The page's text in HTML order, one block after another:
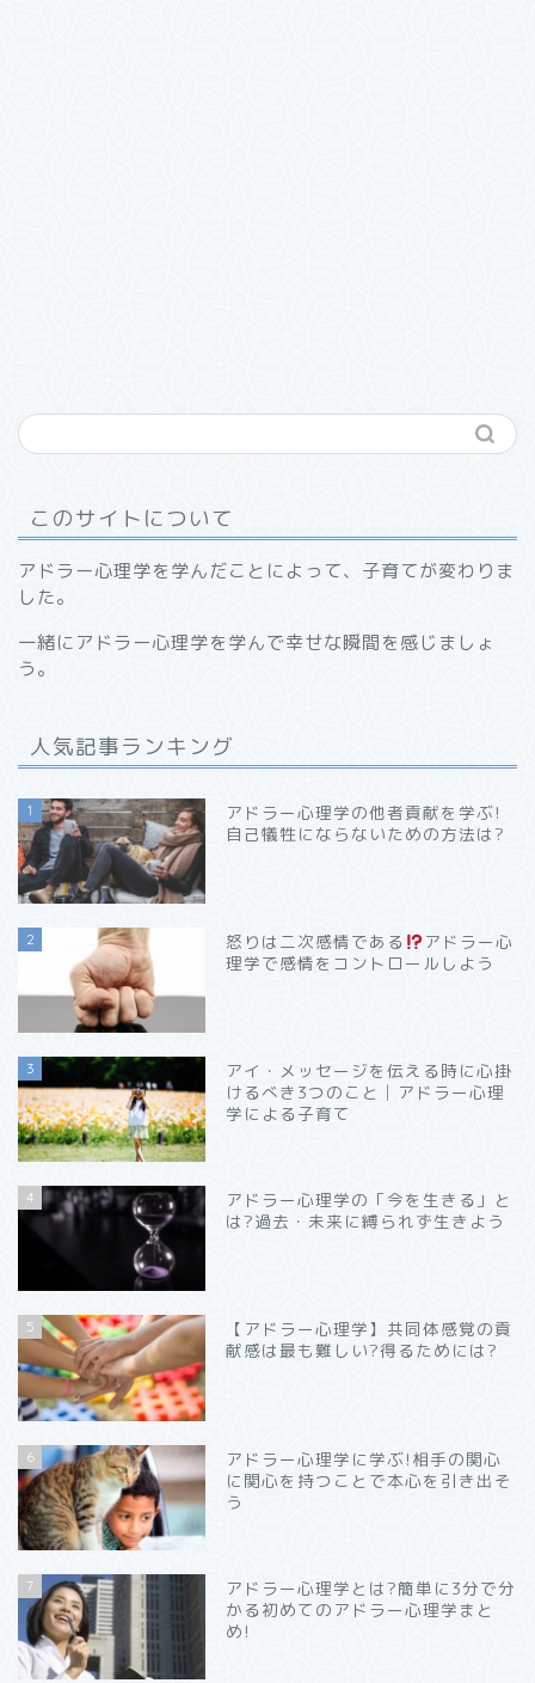
このサイトについて
アドラー心理学を学んだことによって、子育てが変わりま
した。
一緒にアドラー心理学を学んで幸せな瞬間を感じましょ
う。
人気記事ランキング
1
アドラー心理学の他者貢献を学ぶ!
自己犠牲にならないための方法は?
2 怒りは二次感情である
アドラー心
理学で感情をコントロールしよう
3
アイ・メッセージを伝える時に心掛
けるべき3つのこと│アドラー心理
学による子育て
4
アドラー心理学の「今を生きる」と
は?過去・未来に縛られず生きよう
5
【アドラー心理学】共同体感覚の貢
献感は最も難しい?得るためには?
6
アドラー心理学に学ぶ!相手の関心
に関心を持つことで本心を引き出そ
う
7
アドラー心理学とは?簡単に3分で分
かる初めてのアドラー心理学まと
め!